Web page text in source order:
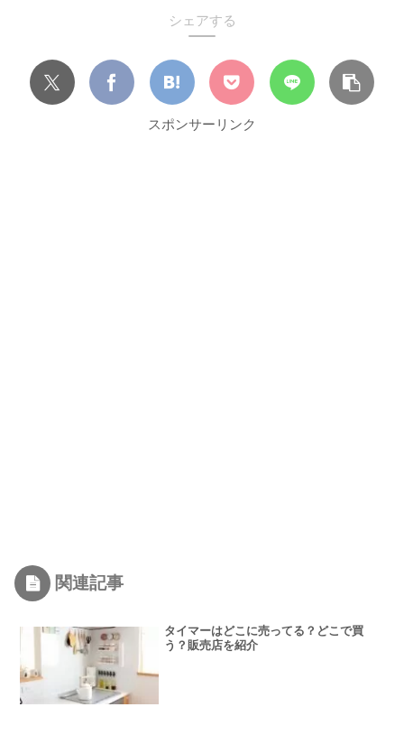
シェアする
スポンサーリンク
関連記事
タイマーはどこに売ってる？どこで買
う？販売店を紹介